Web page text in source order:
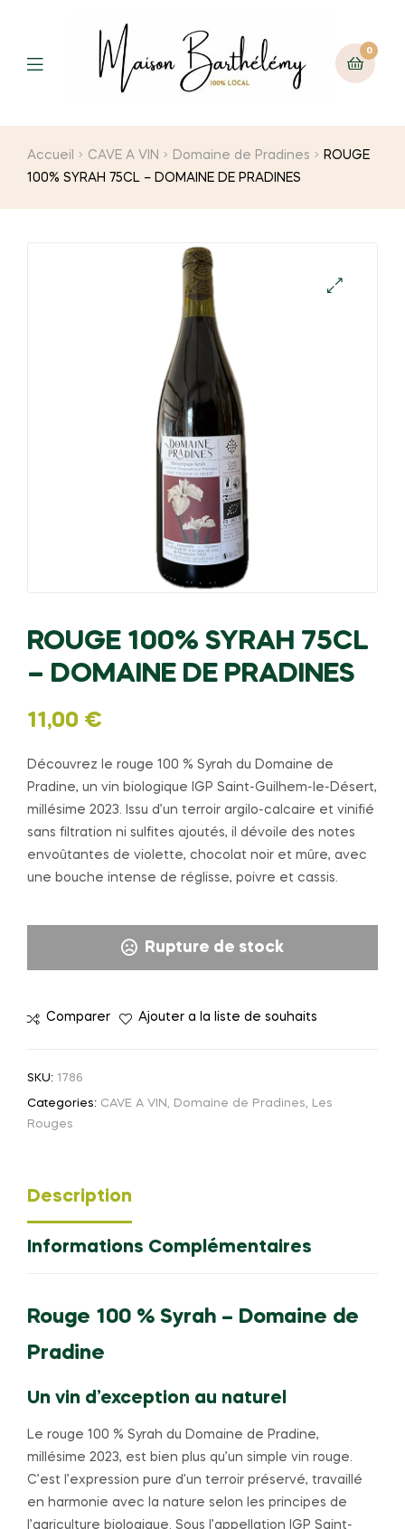
0
Menu
Accueil CAVE A VIN Domaine de Pradines
ROUGE
100% SYRAH 75CL – DOMAINE DE PRADINES
ROUGE 100% SYRAH 75CL
– DOMAINE DE PRADINES
11,00 €
Découvrez le rouge 100 % Syrah du Domaine de
Pradine, un vin biologique IGP Saint-Guilhem-le-Désert,
millésime 2023. Issu d’un terroir argilo-calcaire et vinifié
sans filtration ni sulfites ajoutés, il dévoile des notes
envoûtantes de violette, chocolat noir et mûre, avec
une bouche intense de réglisse, poivre et cassis.
Rupture de stock
Comparer Ajouter a la liste de souhaits
SKU: 1786
Categories: CAVE A VIN, Domaine de Pradines, Les
Rouges
Description
Informations Complémentaires
Rouge 100 % Syrah – Domaine de
Pradine
Un vin d’exception au naturel
Le rouge 100 % Syrah du Domaine de Pradine,
millésime 2023, est bien plus qu’un simple vin rouge.
C’est l’expression pure d’un terroir préservé, travaillé
en harmonie avec la nature selon les principes de
l’agriculture biologique. Sous l’appellation IGP Saint-